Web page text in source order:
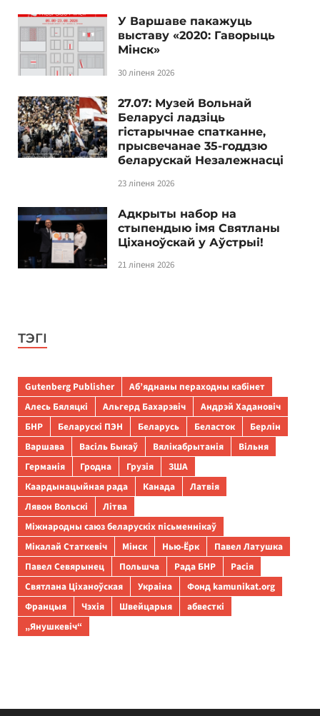
У Варшаве пакажуць
выставу «2020: Гаворыць
Мінск»
30 ліпеня 2026
27.07: Музей Вольнай
Беларусі ладзіць
гістарычнае спатканне,
прысвечанае 35-годдзю
беларускай Незалежнасці
23 ліпеня 2026
Адкрыты набор на
стыпендыю імя Святланы
Ціханоўскай у Аўстрыі!
21 ліпеня 2026
ТЭГІ
Gutenberg Publisher
Аб’яднаны пераходны кабінет
Алесь Бяляцкі
Альгерд Бахарэвіч
Андрэй Хадановіч
БНР
Беларускі ПЭН Беларусь Беласток
Берлін
Варшава
Васіль Быкаў Вялікабрытанія
Вільня
Германія
Гродна Грузія
ЗША
Каардынацыйная рада
Канада
Латвія
Лявон Вольскі
Літва
Міжнародны саюз беларускіх пісьменнікаў
Мікалай Статкевіч
Мінск Нью-Ёрк
Павел Латушка
Павел Севярынец
Польшча Рада БНР
Расія
Святлана Ціханоўская
Украіна
Фонд kamunikat.org
Францыя
Чэхія Швейцарыя
абвесткі
„Янушкевіч“